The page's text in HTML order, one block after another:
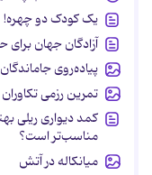
یک کودک دو چهره!
آزادگان جهان
پیاده‌روی
تمرین رزمی
کمد دیواری ریلی
مناسب‌تر است؟
میانکاله در آتش